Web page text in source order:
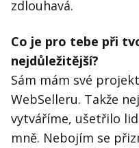
zdlouhavá.
Co je pro tebe při
nejdůležitější?
Sám mám své
WebSelleru. Takže
vytváříme, ušetřilo
mně. Nebojím se